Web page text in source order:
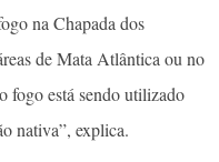
na Chapada dos
de Mata Atlântica ou no
fogo está sendo utilizado
nativa”, explica.